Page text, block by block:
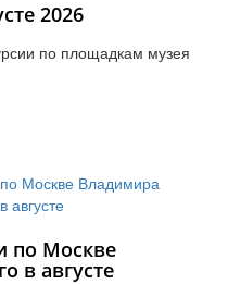
2026
по площадкам музея
по Москве
в августе